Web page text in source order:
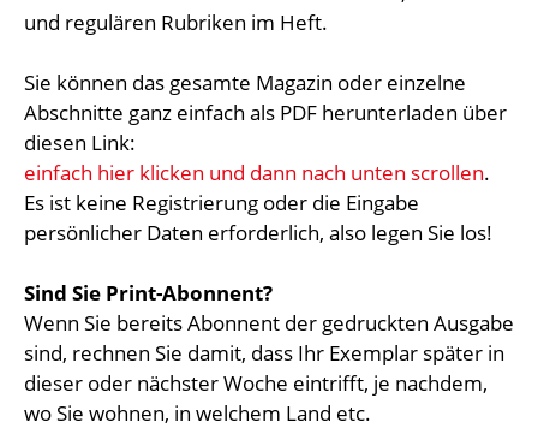
und regulären Rubriken im Heft.
Sie können das gesamte Magazin oder einzelne
Abschnitte ganz einfach als PDF herunterladen über
diesen Link:
einfach hier klicken und dann nach unten scrollen.
Es ist keine Registrierung oder die Eingabe
persönlicher Daten erforderlich, also legen Sie los!
Sind Sie Print-Abonnent?
Wenn Sie bereits Abonnent der gedruckten Ausgabe
sind, rechnen Sie damit, dass Ihr Exemplar später in
dieser oder nächster Woche eintrifft, je nachdem,
wo Sie wohnen, in welchem Land etc.